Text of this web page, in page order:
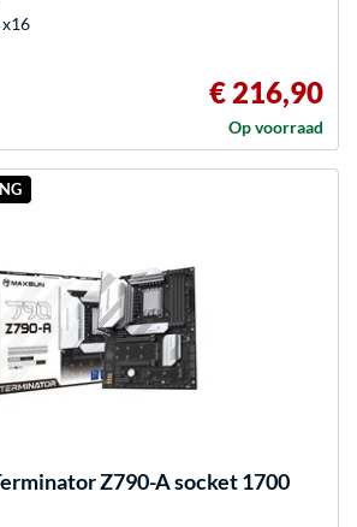
x16
€ 216,90
Op voorraad
Z790-A socket 1700